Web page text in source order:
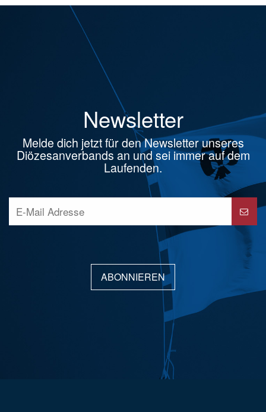
Newsletter
Melde dich jetzt für den Newsletter unseres
Diözesanverbands an und sei immer auf dem
Laufenden.
ABONNIEREN